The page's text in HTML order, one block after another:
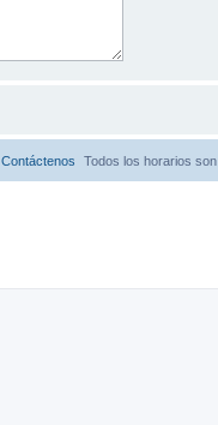
Todos los horarios son
Contáctenos